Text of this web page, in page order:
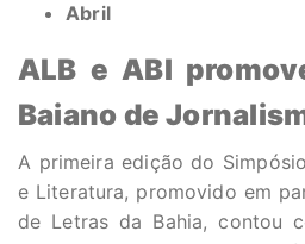
Abril
ALB e ABI
Baiano de
A primeira edição do
e Literatura, promovido em
de Letras da Bahia, contou